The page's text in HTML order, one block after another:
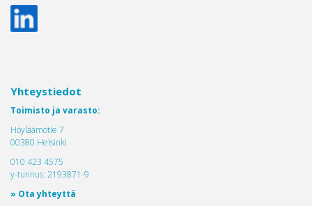
Yhteystiedot
Toimisto ja varasto:
Höyläämötie 7
00380 Helsinki
010 423 4575
y-tunnus: 2193871-9
» Ota yhteyttä